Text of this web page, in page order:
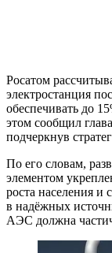
Росатом
электростанция
обеспечивать до
этом сообщил
подчеркнув
По его словам,
элементом
роста населения и
в надёжных
АЭС должна